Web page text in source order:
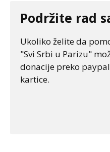
Podržite rad
Ukoliko želite da
"Svi Srbi u Parizu"
donacije preko
kartice.